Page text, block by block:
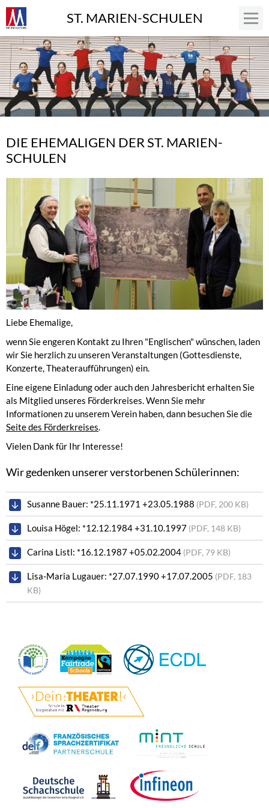
ST. MARIEN-SCHULEN
DIE EHEMALIGEN DER ST. MARIEN-
SCHULEN
Liebe Ehemalige,
wenn Sie engeren Kontakt zu Ihren "Englischen" wünschen, laden
wir Sie herzlich zu unseren Veranstaltungen (Gottesdienste,
Konzerte, Theateraufführungen) ein.
Eine eigene Einladung oder auch den Jahresbericht erhalten Sie
als Mitglied unseres Förderkreises. Wenn Sie mehr
Informationen zu unserem Verein haben, dann besuchen Sie die
Seite des Förderkreises.
Vielen Dank für Ihr Interesse!
Wir gedenken unserer verstorbenen Schülerinnen:
Susanne Bauer: *25.11.1971 +23.05.1988 (PDF, 200 KB)
Louisa Högel: *12.12.1984 +31.10.1997 (PDF, 148 KB)
Carina Listl: *16.12.1987 +05.02.2004 (PDF, 79 KB)
Lisa-Maria Lugauer: *27.07.1990 +17.07.2005 (PDF, 183
KB)